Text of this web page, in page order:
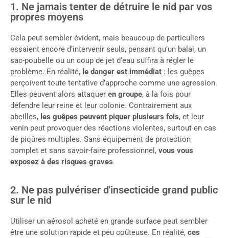
1. Ne jamais tenter de détruire le nid par vos
propres moyens
Cela peut sembler évident, mais beaucoup de particuliers
essaient encore d’intervenir seuls, pensant qu’un balai, un
sac-poubelle ou un coup de jet d’eau suffira à régler le
problème. En réalité, le danger est immédiat : les guêpes
perçoivent toute tentative d’approche comme une agression.
Elles peuvent alors attaquer en groupe, à la fois pour
défendre leur reine et leur colonie. Contrairement aux
abeilles, les guêpes peuvent piquer plusieurs fois, et leur
venin peut provoquer des réactions violentes, surtout en cas
de piqûres multiples. Sans équipement de protection
complet et sans savoir-faire professionnel, vous vous
exposez à des risques graves.
2. Ne pas pulvériser d'insecticide grand public
sur le nid
Utiliser un aérosol acheté en grande surface peut sembler
être une solution rapide et peu coûteuse. En réalité, ces